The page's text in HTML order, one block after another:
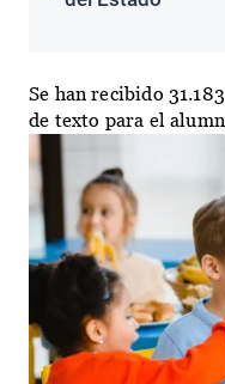
Se han recibido
de texto para el